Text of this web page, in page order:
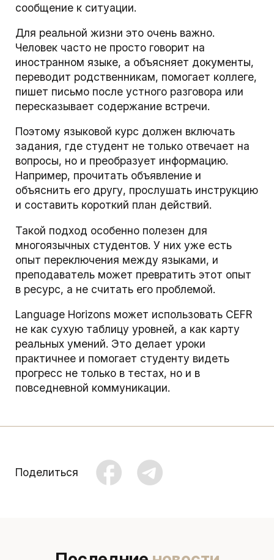
сообщение к ситуации.
Для реальной жизни это очень важно.
Человек часто не просто говорит на
иностранном языке, а объясняет документы,
переводит родственникам, помогает коллеге,
пишет письмо после устного разговора или
пересказывает содержание встречи.
Поэтому языковой курс должен включать
задания, где студент не только отвечает на
вопросы, но и преобразует информацию.
Например, прочитать объявление и
объяснить его другу, прослушать инструкцию
и составить короткий план действий.
Такой подход особенно полезен для
многоязычных студентов. У них уже есть
опыт переключения между языками, и
преподаватель может превратить этот опыт
в ресурс, а не считать его проблемой.
Language Horizons может использовать CEFR
не как сухую таблицу уровней, а как карту
реальных умений. Это делает уроки
практичнее и помогает студенту видеть
прогресс не только в тестах, но и в
повседневной коммуникации.
Поделиться